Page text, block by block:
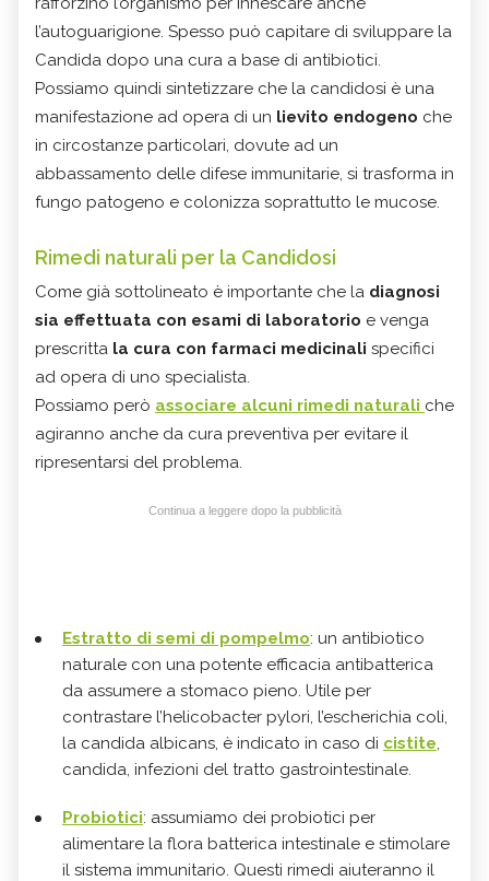
l’autoguarigione. Spesso può capitare di sviluppare la
Candida dopo una cura a base di antibiotici.
Possiamo quindi sintetizzare che la candidosi è una
manifestazione ad opera di un lievito endogeno che
in circostanze particolari, dovute ad un
abbassamento delle difese immunitarie, si trasforma in
fungo patogeno e colonizza soprattutto le mucose.
Rimedi naturali per la Candidosi
Come già sottolineato è importante che la diagnosi
sia effettuata con esami di laboratorio e venga
prescritta la cura con farmaci medicinali specifici
ad opera di uno specialista.
Possiamo però associare alcuni rimedi naturali che
agiranno anche da cura preventiva per evitare il
ripresentarsi del problema.
Continua a leggere dopo la pubblicità
Estratto di semi di pompelmo: un antibiotico
naturale con una potente efficacia antibatterica
da assumere a stomaco pieno. Utile per
contrastare l’helicobacter pylori, l’escherichia coli,
la candida albicans, è indicato in caso di cistite,
candida, infezioni del tratto gastrointestinale.
Probiotici: assumiamo dei probiotici per
alimentare la flora batterica intestinale e stimolare
il sistema immunitario. Questi rimedi aiuteranno il